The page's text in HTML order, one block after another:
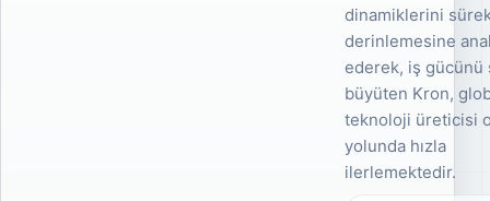
dinamiklerini
derinlemesine
ederek, iş gücünü
büyüten Kron,
teknoloji üreticisi
yolunda hızla
ilerlemektedir.